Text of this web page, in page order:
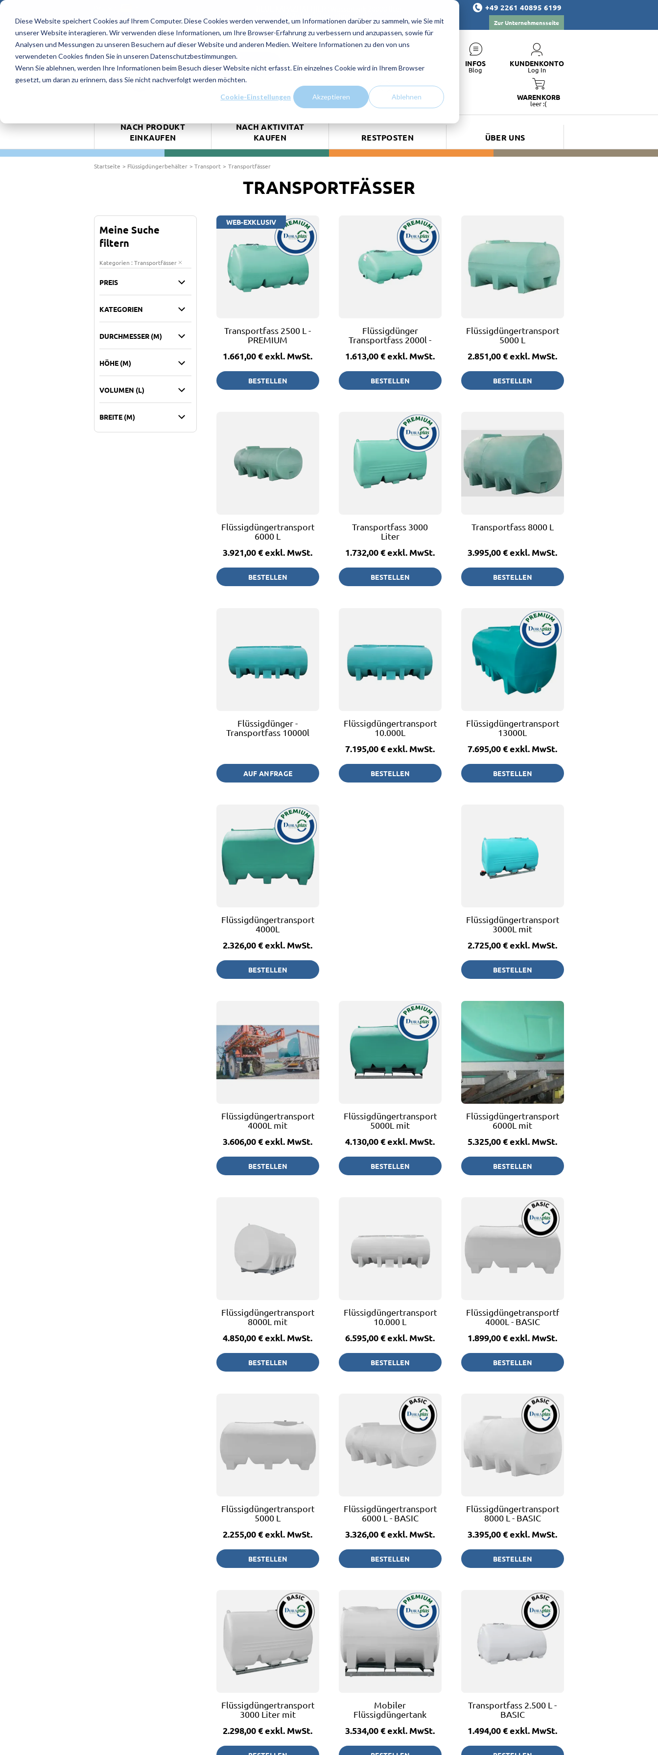
Diese Website speichert Cookies auf Ihrem Computer. Diese Cookies werden verwendet, um Informationen darüber zu sammeln, wie Sie mit
unserer Website interagieren. Wir verwenden diese Informationen, um Ihre Browser-Erfahrung zu verbessern und anzupassen, sowie für
Analysen und Messungen zu unseren Besuchern auf dieser Website und anderen Medien. Weitere Informationen zu den von uns
verwendeten Cookies finden Sie in unseren Datenschutzbestimmungen.
Wenn Sie ablehnen, werden Ihre Informationen beim Besuch dieser Website nicht erfasst. Ein einzelnes Cookie wird in Ihrem Browser
gesetzt, um daran zu erinnern, dass Sie nicht nachverfolgt werden möchten.
Cookie-Einstellungen Akzeptieren Ablehnen
4.9/5 - 8 Bewertungen
Kontaktieren Sie uns!
+49 2261 40895 6199
Zur Unternehmensseite
ANGEBOTSANFRAGE INFOS
Blog
KUNDENKONTO
Log In
WARENKORB
leer :(
NACH PRODUKT
EINKAUFEN
NACH AKTIVITÄT
KAUFEN
RESTPOSTEN ÜBER UNS
Startseite Flüssigdüngerbehälter Transport Transportfässer
TRANSPORTFÄSSER
Meine Suche
filtern
Kategorien : Transportfässer
PREIS
KATEGORIEN
DURCHMESSER (M)
HÖHE (M)
VOLUMEN (L)
BREITE (M)
WEB-EXKLUSIV
Transportfass 2500 L -
PREMIUM
1.661,00 €exkl. MwSt.
BESTELLEN
Flüssigdünger
Transportfass 2000l -
1.613,00 €exkl. MwSt.
BESTELLEN
Flüssigdüngertransportfass
5000 L
2.851,00 €exkl. MwSt.
BESTELLEN
Flüssigdüngertransportfass
6000 L
3.921,00 €exkl. MwSt.
BESTELLEN
Transportfass 3000
Liter
1.732,00 €exkl. MwSt.
BESTELLEN
Transportfass 8000 L
3.995,00 €exkl. MwSt.
BESTELLEN
Flüssigdünger -
Transportfass 10000l
AUF ANFRAGE
Flüssigdüngertransportfass
10.000L
7.195,00 €exkl. MwSt.
BESTELLEN
Flüssigdüngertransportfass
13000L
7.695,00 €exkl. MwSt.
BESTELLEN
Flüssigdüngertransportfass
4000L
2.326,00 €exkl. MwSt.
BESTELLEN
Flüssigdüngertransportfass
3000L mit
2.725,00 €exkl. MwSt.
BESTELLEN
Flüssigdüngertransportfass
4000L mit
PREMIUM
3.606,00 €exkl. MwSt.
BESTELLEN
Flüssigdüngertransportfass
5000L mit
PREMIUM
4.130,00 €exkl. MwSt.
BESTELLEN
Flüssigdüngertransportfass
6000L mit
5.325,00 €exkl. MwSt.
BESTELLEN
Flüssigdüngertransportfass
8000L mit
4.850,00 €exkl. MwSt.
BESTELLEN
Flüssigdüngertransportfass
10.000 L
6.595,00 €exkl. MwSt.
BESTELLEN
Flüssigdüngetransportfass
4000L - BASIC
1.899,00 €exkl. MwSt.
BESTELLEN
Flüssigdüngertransportfass
5000 L
2.255,00 €exkl. MwSt.
BESTELLEN
Flüssigdüngertransportfass
6000 L - BASIC
3.326,00 €exkl. MwSt.
BESTELLEN
Flüssigdüngertransportfass
8000 L - BASIC
3.395,00 €exkl. MwSt.
BESTELLEN
Flüssigdüngertransportfass
3000 Liter mit
2.298,00 €exkl. MwSt.
Mobiler
Flüssigdüngertank
3.534,00 €exkl. MwSt.
Transportfass 2.500 L -
BASIC
1.494,00 €exkl. MwSt.